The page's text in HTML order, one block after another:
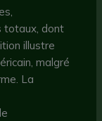
totaux, dont
illustre
malgré
La